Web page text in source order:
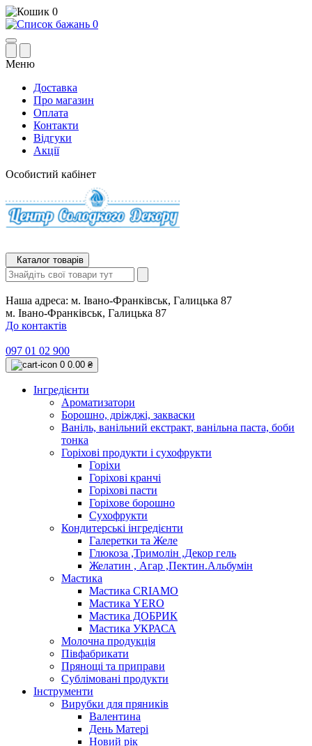
0
0
Меню
Доставка
Про магазин
Оплата
Контакти
Відгуки
Акції
Особистий кабінет
Каталог товарів
Наша адреса: м. Івано-Франківськ, Галицька 87
м. Івано-Франківськ, Галицька 87
До контактів
097 01 02 900
0 0.00 ₴
Інгредієнти
Ароматизатори
Борошно, дріжджі, закваски
Ваніль, ванільний екстракт, ванільна паста, боби
тонка
Горіхові продукти і сухофрукти
Горіхи
Горіхові кранчі
Горіхові пасти
Горіхове борошно
Сухофрукти
Кондитерські інгредієнти
Галеретки та Желе
Глюкоза ,Тримолін ,Декор гель
Желатин , Агар ,Пектин.Альбумін
Мастика
Мастика CRIAMO
Мастика YERO
Мастика ДОБРИК
Мастика УКРАСА
Молочна продукція
Півфабрикати
Прянощі та приправи
Сублімовані продукти
Інструменти
Вирубки для пряників
Валентина
День Матері
Новий рік